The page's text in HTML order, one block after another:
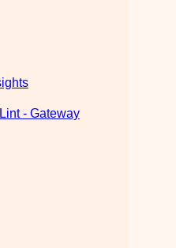
- Gateway